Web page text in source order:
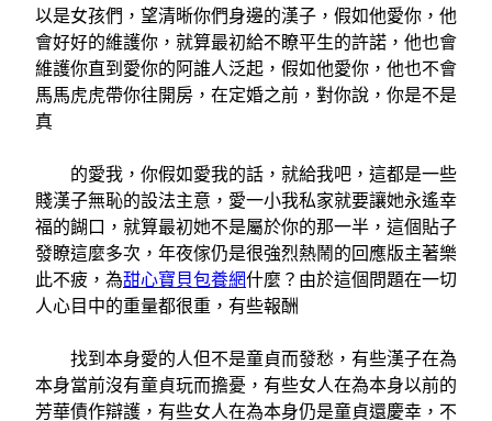
以是女孩們，望清晰你們身邊的漢子，假如他愛你，他
會好好的維護你，就算最初給不瞭平生的許諾，他也會
維護你直到愛你的阿誰人泛起，假如他愛你，他也不會
馬馬虎虎帶你往開房，在定婚之前，對你說，你是不是
真
的愛我，你假如愛我的話，就給我吧，這都是一些
賤漢子無恥的設法主意，愛一小我私家就要讓她永遙幸
福的餬口，就算最初她不是屬於你的那一半，這個貼子
發瞭這麼多次，年夜傢仍是很強烈熱鬧的回應版主著樂
此不疲，為甜心寶貝包養網什麼？由於這個問題在一切
人心目中的重量都很重，有些報酬
找到本身愛的人但不是童貞而發愁，有些漢子在為
本身當前沒有童貞玩而擔憂，有些女人在為本身以前的
芳華債作辯護，有些女人在為本身仍是童貞還慶幸，不